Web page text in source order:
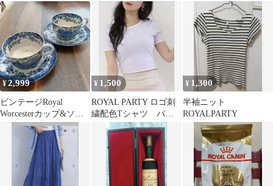
ル 綺麗な品
プ ソーサー 緑 昭
和レトロ
¥2,999
ビンテージRoyal
Worcesterカップ&ソー
サー 藍色風景画2セッ
¥ 1,500
ROYAL PARTY ロゴ刺
繍配色Tシャツ パー
プル FREE
¥ 1,300
半袖ニット
ROYALPARTY